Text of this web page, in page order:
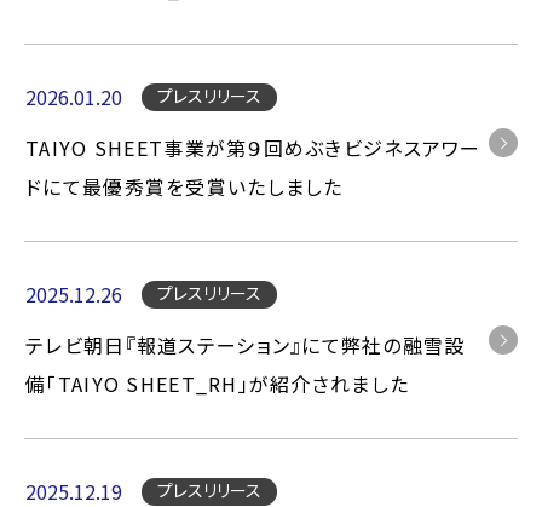
2026.01.20 プレスリリース
TAIYO SHEET事業が第９回めぶきビジネスアワー
ドにて最優秀賞を受賞いたしました
2025.12.26 プレスリリース
テレビ朝日『報道ステーション』にて弊社の融雪設
備「TAIYO SHEET_RH」が紹介されました
2025.12.19 プレスリリース